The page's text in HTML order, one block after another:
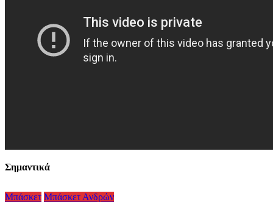
Σημαντικά
Μπάσκετ Μπάσκετ Ανδρών